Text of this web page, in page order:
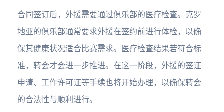
合同签订后，外援需要通过俱乐部的医疗检查。克罗
地亚的俱乐部通常要求外援在签约前进行体检，以确
保其健康状况适合比赛需求。医疗检查结果若符合标
准，转会才会进一步推进。在这一阶段，外援的签证
申请、工作许可证等手续也将开始办理，以确保转会
的合法性与顺利进行。